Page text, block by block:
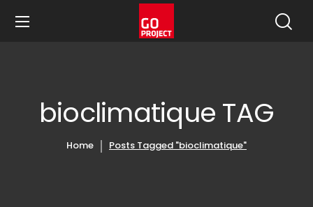
bioclimatique TAG
Home Posts Tagged "bioclimatique"